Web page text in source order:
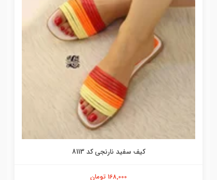
کیف سفید نارنجی کد 8113
168,000 تومان